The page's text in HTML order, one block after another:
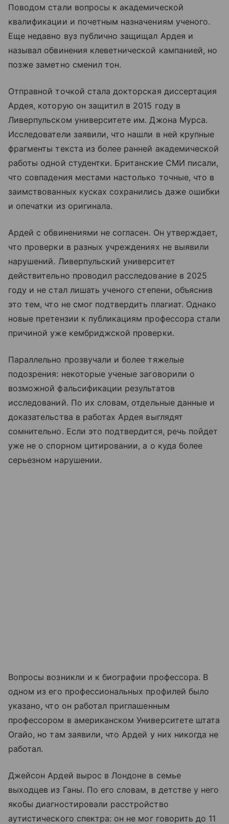
Поводом стали вопросы к академической
квалификации и почетным назначениям ученого.
Еще недавно вуз публично защищал Ардея и
называл обвинения клеветнической кампанией, но
позже заметно сменил тон.
Отправной точкой стала докторская диссертация
Ардея, которую он защитил в 2015 году в
Ливерпульском университете им. Джона Мурса.
Исследователи заявили, что нашли в ней крупные
фрагменты текста из более ранней академической
работы одной студентки. Британские СМИ писали,
что совпадения местами настолько точные, что в
заимствованных кусках сохранились даже ошибки
и опечатки из оригинала.
Ардей с обвинениями не согласен. Он утверждает,
что проверки в разных учреждениях не выявили
нарушений. Ливерпульский университет
действительно проводил расследование в 2025
году и не стал лишать ученого степени, объяснив
это тем, что не смог подтвердить плагиат. Однако
новые претензии к публикациям профессора стали
причиной уже кембриджской проверки.
Параллельно прозвучали и более тяжелые
подозрения: некоторые ученые заговорили о
возможной фальсификации результатов
исследований. По их словам, отдельные данные и
доказательства в работах Ардея выглядят
сомнительно. Если это подтвердится, речь пойдет
уже не о спорном цитировании, а о куда более
серьезном нарушении.
Вопросы возникли и к биографии профессора. В
одном из его профессиональных профилей было
указано, что он работал приглашенным
профессором в американском Университете штата
Огайо, но там заявили, что Ардей у них никогда не
работал.
Джейсон Ардей вырос в Лондоне в семье
выходцев из Ганы. По его словам, в детстве у него
якобы диагностировали расстройство
аутистического спектра: он не мог говорить до 11